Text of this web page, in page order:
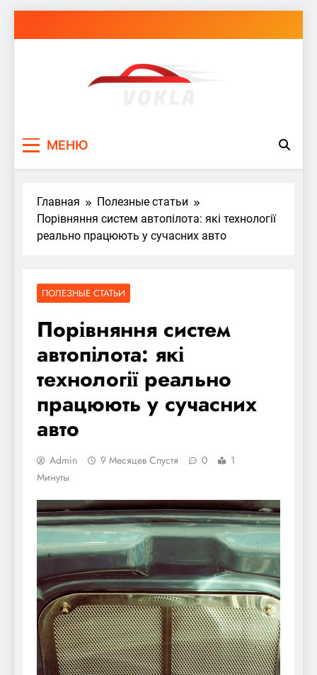
МЕНЮ
Главная
Полезные статьи
Порівняння систем автопілота: які технології
реально працюють у сучасних авто
ПОЛЕЗНЫЕ СТАТЬИ
Порівняння систем
автопілота: які
технології реально
працюють у сучасних
авто
Admin 9 Месяцев Спустя 0
1
Минуты